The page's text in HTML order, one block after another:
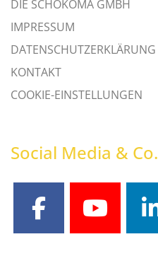
DIE SCHOKOMA GMBH
IMPRESSUM
DATENSCHUTZERKLÄRUNG
KONTAKT
COOKIE-EINSTELLUNGEN
Social Media & Co.
facebook